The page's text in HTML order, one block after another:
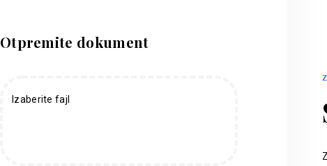
Otpremite dokument
Izaberite fajl